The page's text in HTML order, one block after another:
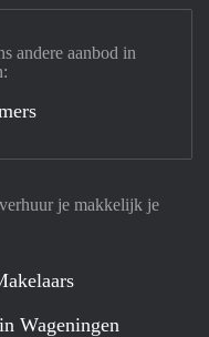
je makkelijk je
Wageningen
andere aanbod in